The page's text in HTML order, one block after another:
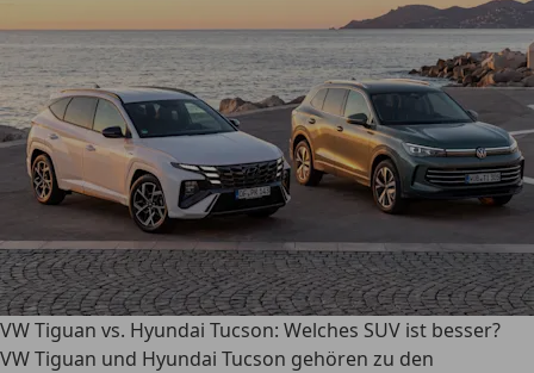
VW Tiguan vs. Hyundai Tucson: Welches SUV ist besser?
VW Tiguan und Hyundai Tucson gehören zu den